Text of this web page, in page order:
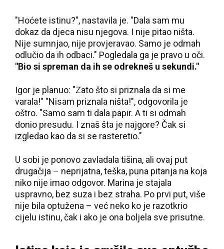
"Hoćete istinu?", nastavila je. "Dala sam mu
dokaz da djeca nisu njegova. I nije pitao ništa.
Nije sumnjao, nije provjeravao. Samo je odmah
odlučio da ih odbaci." Pogledala ga je pravo u oči.
"Bio si spreman da ih se odrekneš u sekundi."
Igor je planuo: "Zato što si priznala da si me
varala!" "Nisam priznala ništa!", odgovorila je
oštro. "Samo sam ti dala papir. A ti si odmah
donio presudu. I znaš šta je najgore? Čak si
izgledao kao da si se rasteretio."
U sobi je ponovo zavladala tišina, ali ovaj put
drugačija – neprijatna, teška, puna pitanja na koja
niko nije imao odgovor. Marina je stajala
uspravno, bez suza i bez straha. Po prvi put, više
nije bila optužena – već neko ko je razotkrio
cijelu istinu, čak i ako je ona boljela sve prisutne.